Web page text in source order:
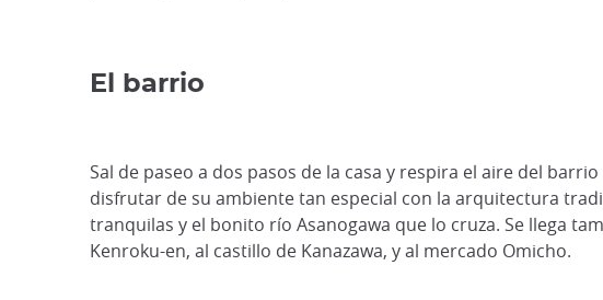
El barrio
Sal de paseo a dos pasos de la casa y respira el aire del
disfrutar de su ambiente tan especial con la arquitectura
tranquilas y el bonito río Asanogawa que lo cruza. Se llega
Kenroku-en, al castillo de Kanazawa, y al mercado Omicho.